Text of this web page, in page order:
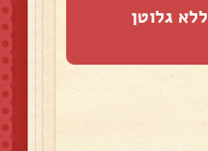
ללא גלוטן